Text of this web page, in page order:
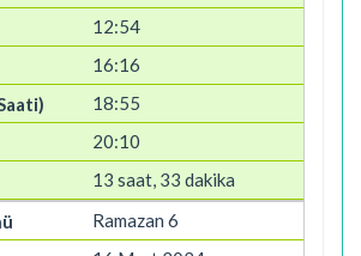
12:54
16:16
18:55
20:10
13 saat, 33 dakika
Ramazan 6